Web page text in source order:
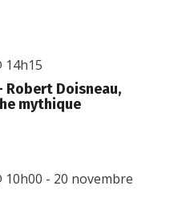
Robert Doisneau,
mythique
14h15
10h00 - 20 novembre